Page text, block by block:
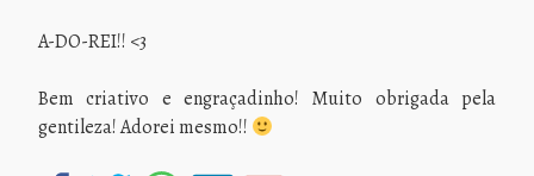
A-DO-REI!! <3
Bem criativo e engraçadinho! Muito obrigada pela
gentileza! Adorei mesmo!!